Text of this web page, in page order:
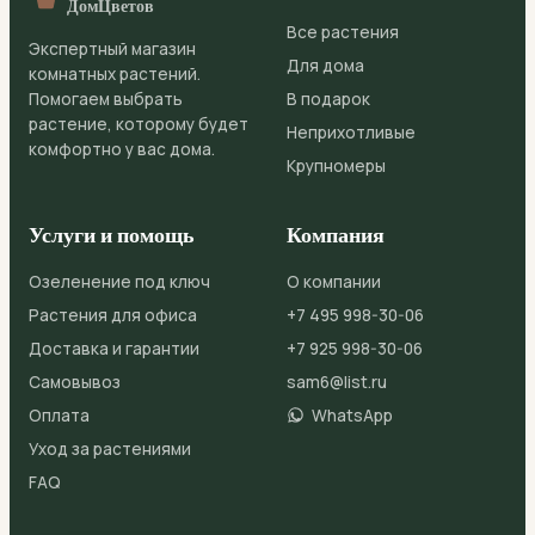
ДомЦветов
Экспертный магазин
комнатных растений.
Помогаем выбрать
растение, которому будет
комфортно у вас дома.
Все растения
Для дома
В подарок
Неприхотливые
Крупномеры
Услуги и помощь
Озеленение под ключ
Растения для офиса
Доставка и гарантии
Самовывоз
Оплата
Уход за растениями
FAQ
Компания
О компании
+7 495 998-30-06
+7 925 998-30-06
sam6@list.ru
WhatsApp